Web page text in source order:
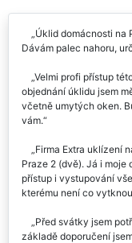
Úklid domácnosti na
Dávám palec nahoru,
Velmi profi přístup
objednání úklidu jsem
včetně umytých oken.
vám.
Firma Extra uklízení
Praze 2 (dvě). Já i
přístup i vystupování
kterému není co
Před svátky jsem
základě doporučení